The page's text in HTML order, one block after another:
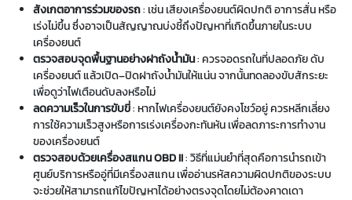
สังเกตอาการร่วมของรถ: เช่น เสียงเครื่องยนต์ผิดปกติ อาการสั่น หรือ
เร่งไม่ขึ้น ซึ่งอาจเป็นสัญญาณบ่งชี้ถึงปัญหาที่เกิดขึ้นภายในระบบ
เครื่องยนต์
ตรวจสอบจุดพื้นฐานอย่างฝาถังน้ำมัน: ควรจอดรถในที่ปลอดภัย ดับ
เครื่องยนต์ แล้วเปิด–ปิดฝาถังน้ำมันให้แน่น จากนั้นทดลองขับสักระยะ
เพื่อดูว่าไฟเตือนดับลงหรือไม่
ลดความเร็วในการขับขี่: หากไฟเครื่องยนต์ยังคงโชว์อยู่ ควรหลีกเลี่ยง
การใช้ความเร็วสูงหรือการเร่งเครื่องกะทันหัน เพื่อลดภาระการทำงาน
ของเครื่องยนต์
ตรวจสอบด้วยเครื่องสแกน OBD II: วิธีที่แม่นยำที่สุดคือการนำรถเข้า
ศูนย์บริการหรืออู่ที่มีเครื่องสแกน เพื่ออ่านรหัสความผิดปกติของระบบ
จะช่วยให้สามารถแก้ไขปัญหาได้อย่างตรงจุดโดยไม่ต้องคาดเดา